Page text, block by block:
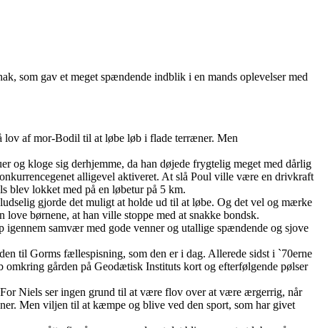
som gav et meget spændende indblik i en mands oplevelser med
lov af mor-Bodil til at løbe løb i flade terræner. Men
og kloge sig derhjemme, da han døjede frygtelig meget med dårlig
alligevel aktiveret. At slå Poul ville være en drivkraft
blev lokket med på en løbetur på 5 km.
gjorde det muligt at holde ud til at løbe. Og det vel og mærke
børnene, at han ville stoppe med at snakke bondsk.
samvær med gode venner og utallige spændende og sjove
til Gorms fællespisning, som den er i dag. Allerede sidst i `70erne
gården på Geodætisk Instituts kort og efterfølgende pølser
Niels ser ingen grund til at være flov over at være ærgerrig, når
Men viljen til at kæmpe og blive ved den sport, som har givet